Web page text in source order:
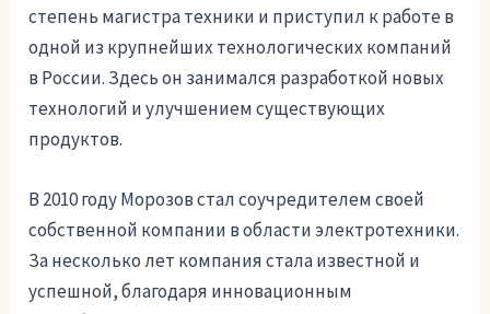
степень магистра техники и приступил к работе в
одной из крупнейших технологических компаний
в России. Здесь он занимался разработкой новых
технологий и улучшением существующих
продуктов.
В 2010 году Морозов стал соучредителем своей
собственной компании в области электротехники.
За несколько лет компания стала известной и
успешной, благодаря инновационным